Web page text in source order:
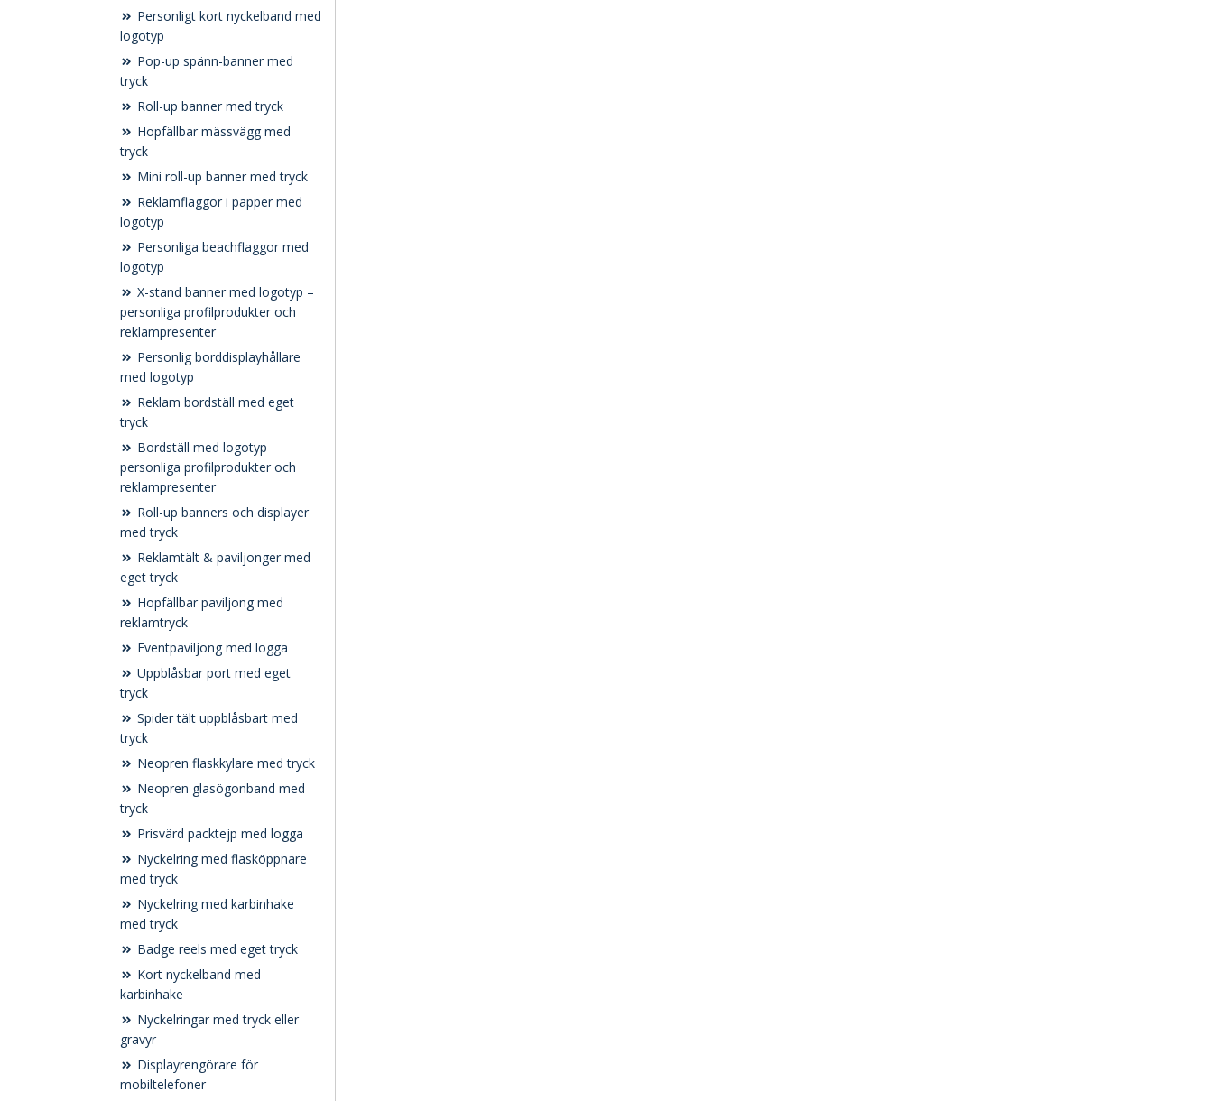
Personligt kort nyckelband med
logotyp
Pop-up spänn-banner med
tryck
Roll-up banner med tryck
Hopfällbar mässvägg med
tryck
Mini roll-up banner med tryck
Reklamflaggor i papper med
logotyp
Personliga beachflaggor med
logotyp
X-stand banner med logotyp –
personliga profilprodukter och
reklampresenter
Personlig borddisplayhållare
med logotyp
Reklam bordställ med eget
tryck
Bordställ med logotyp –
personliga profilprodukter och
reklampresenter
Roll-up banners och displayer
med tryck
Reklamtält & paviljonger med
eget tryck
Hopfällbar paviljong med
reklamtryck
Eventpaviljong med logga
Uppblåsbar port med eget
tryck
Spider tält uppblåsbart med
tryck
Neopren flaskkylare med tryck
Neopren glasögonband med
tryck
Prisvärd packtejp med logga
Nyckelring med flasköppnare
med tryck
Nyckelring med karbinhake
med tryck
Badge reels med eget tryck
Kort nyckelband med
karbinhake
Nyckelringar med tryck eller
gravyr
Displayrengörare för
mobiltelefoner